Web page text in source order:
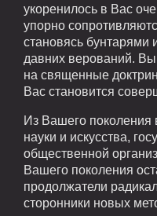
укоренилось в Вас
упорно
становясь бунтарями
давних верований.
на священные
Вас становится
Из Вашего поколения
науки и искусства,
общественной
Вашего поколения
продолжатели
сторонники новых